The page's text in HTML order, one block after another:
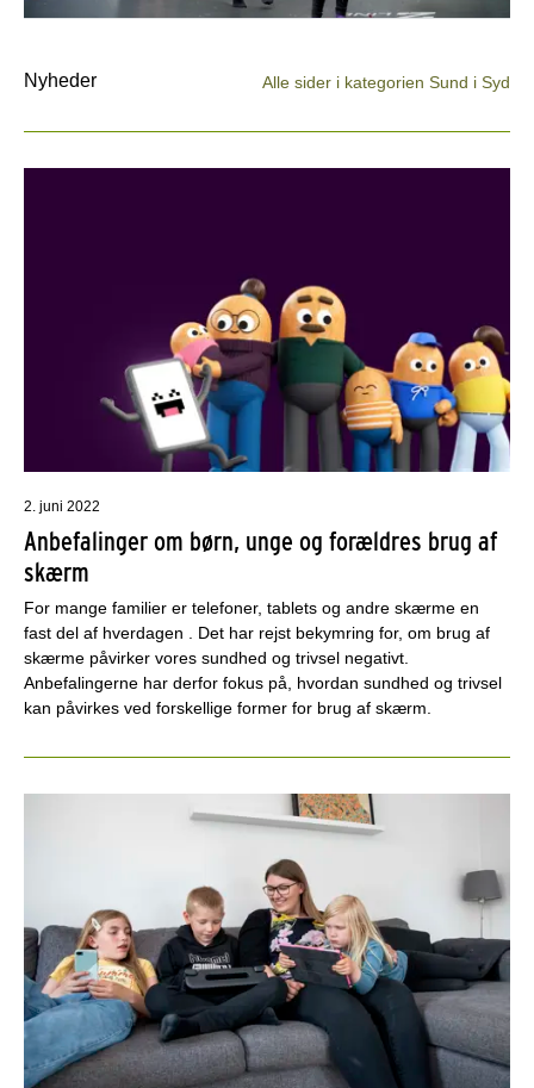
Nyheder Alle sider i kategorien Sund i Syd
2. juni 2022
Anbefalinger om børn, unge og forældres brug af
skærm
For mange familier er telefoner, tablets og andre skærme en
fast del af hverdagen . Det har rejst bekymring for, om brug af
skærme påvirker vores sundhed og trivsel negativt.
Anbefalingerne har derfor fokus på, hvordan sundhed og trivsel
kan påvirkes ved forskellige former for brug af skærm.